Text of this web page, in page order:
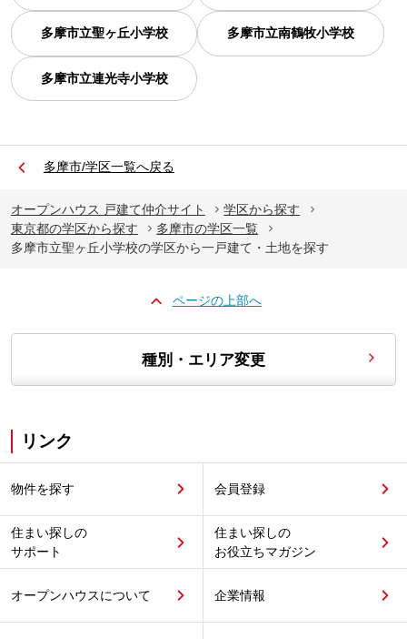
多摩市立聖ヶ丘小学校 多摩市立南鶴牧小学校
多摩市立連光寺小学校
多摩市/学区一覧へ戻る
オープンハウス 戸建て仲介サイト
学区から探す
東京都の学区から探す
多摩市の学区一覧
多摩市立聖ヶ丘小学校の学区から一戸建て・土地を探す
ページの上部へ
種別・エリア変更
リンク
物件を探す 会員登録
住まい探しの
サポート
住まい探しの
お役立ちマガジン
オープンハウスについて 企業情報